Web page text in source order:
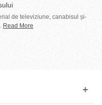
de televiziune, canabisul și-
Read More